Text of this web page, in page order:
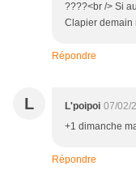
????<br /> Si
Clapier demain
Répondre
L L'poipoi 07/02/
+1 dimanche
Répondre